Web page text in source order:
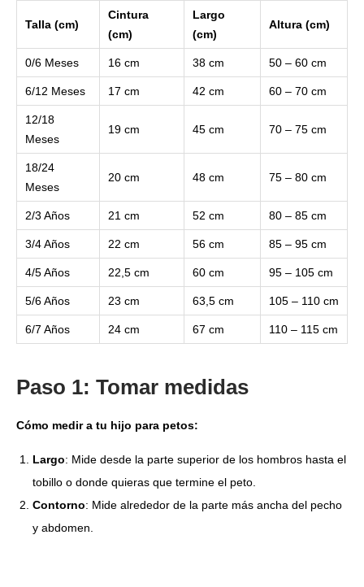
Talla (cm)
Cintura
(cm)
Largo
(cm)
Altura (cm)
0/6 Meses 16 cm 38 cm 50 – 60 cm
6/12 Meses 17 cm 42 cm 60 – 70 cm
12/18
Meses
19 cm 45 cm 70 – 75 cm
18/24
Meses
20 cm 48 cm 75 – 80 cm
2/3 Años 21 cm 52 cm 80 – 85 cm
3/4 Años 22 cm 56 cm 85 – 95 cm
4/5 Años 22,5 cm 60 cm 95 – 105 cm
5/6 Años 23 cm 63,5 cm 105 – 110 cm
6/7 Años 24 cm 67 cm 110 – 115 cm
Paso 1: Tomar medidas
Cómo medir a tu hijo para petos:
Largo: Mide desde la parte superior de los hombros hasta el
tobillo o donde quieras que termine el peto.
Contorno: Mide alrededor de la parte más ancha del pecho
y abdomen.